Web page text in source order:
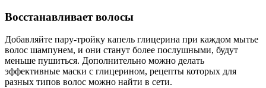
Восстанавливает волосы
Добавляйте пару-тройку капель глицерина при каждом мытье
волос шампунем, и они станут более послушными, будут
меньше пушиться. Дополнительно можно делать
эффективные маски с глицерином, рецепты которых для
разных типов волос можно найти в сети.